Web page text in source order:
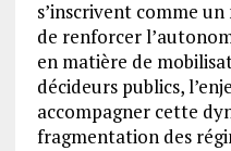
s’inscrivent comme
de renforcer
en matière de
décideurs publics,
accompagner cette
fragmentation des